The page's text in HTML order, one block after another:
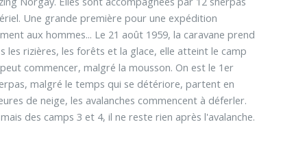
Une grande première pour une expédition
aux hommes... Le 21 août 1959, la caravane prend
les rizières, les forêts et la glace, elle atteint le camp
commencer, malgré la mousson. On est le 1er
malgré le temps qui se détériore, partent en
de neige, les avalanches commencent à déferler.
des camps 3 et 4, il ne reste rien après l'avalanche.